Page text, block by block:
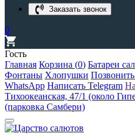
Заказать звонок
0
Гость
Главная Корзина (0) Батареи
Фонтаны Хлопушки
WhatsApp Написать Telegram
Тихоокеанская, 47/1 (около
(парковка Самбери)